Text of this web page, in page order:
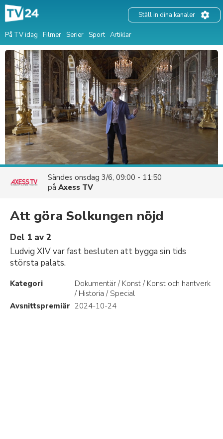
På TV idag Filmer Serier Sport Artiklar
Ställ in dina kanaler
Sändes onsdag 3/6, 09:00 - 11:50
på Axess TV
Att göra Solkungen nöjd
Del 1 av 2
Ludvig XIV var fast besluten att bygga sin tids
största palats.
Kategori
Dokumentär / Konst / Konst och hantverk
/ Historia / Special
Avsnittspremiär 2024-10-24